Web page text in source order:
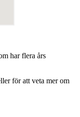
har flera års
för att veta mer om